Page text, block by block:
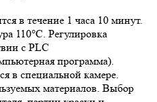
в течение 1 часа 10 минут.
110°С. Регулировка
с PLC
программа).
в специальной камере.
материалов. Выбор